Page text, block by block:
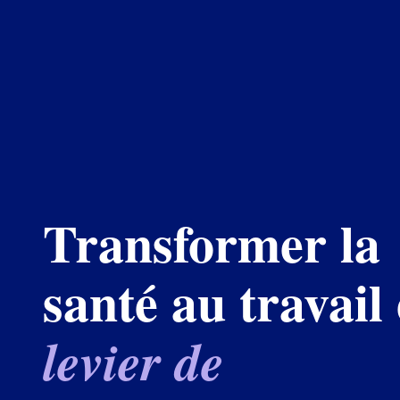
Transformer la
santé au travail
levier de